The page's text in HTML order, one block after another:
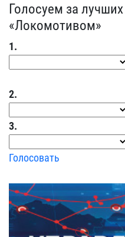
Голосуем за
«Локомотивом»
1.
2.
3.
Голосовать